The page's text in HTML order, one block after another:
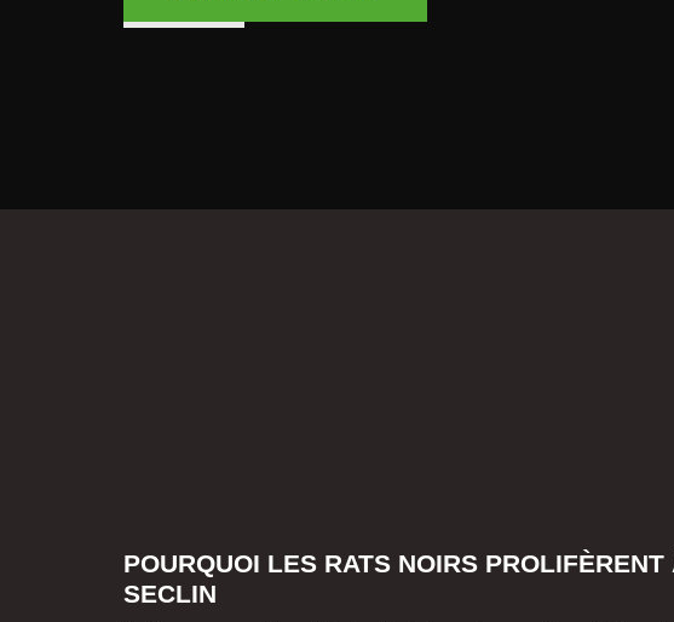
POURQUOI LES RATS NOIRS PROLIFÈRENT
SECLIN